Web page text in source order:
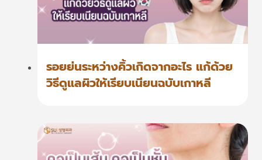
รอยย่นระหว่างคิ้วเกิดจากอะไร แก้ด้วย
วิธีดูแลผิวให้เรียบเนียนฉบับเกาหลี